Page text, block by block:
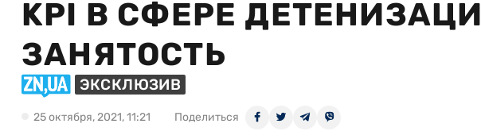
KPI В СФЕРЕ
ЗАНЯТОСТЬ
ЭКСКЛЮЗИВ
25 октября, 2021, 11:21 Поделиться